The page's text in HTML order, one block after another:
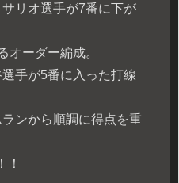
リオ選手が7番に下が
オーダー編成。
手が5番に入った打線
ンから順調に得点を重
！